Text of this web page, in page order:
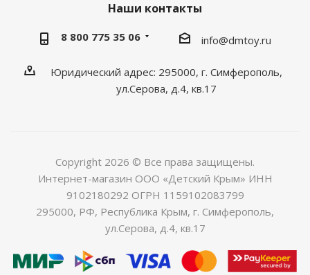
Наши контакты
8 800 775 35 06 info@dmtoy.ru
Юридический адрес: 295000, г. Симферополь,
ул.Серова, д.4, кв.17
Copyright 2026 © Все права защищены.
Интернет-магазин ООО «Детский Крым» ИНН
9102180292 ОГРН 1159102083799
295000, РФ, Республика Крым, г. Симферополь,
ул.Серова, д.4, кв.17